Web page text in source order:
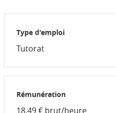
Type d'emploi
Tutorat
Rémunération
18,49 € brut/heure